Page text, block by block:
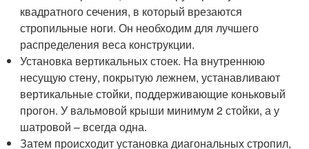
квадратного сечения, в который врезаются
стропильные ноги. Он необходим для лучшего
распределения веса конструкции.
Установка вертикальных стоек. На внутреннюю
несущую стену, покрытую лежнем, устанавливают
вертикальные стойки, поддерживающие коньковый
прогон. У вальмовой крыши минимум 2 стойки, а у
шатровой – всегда одна.
Затем происходит установка диагональных стропил,